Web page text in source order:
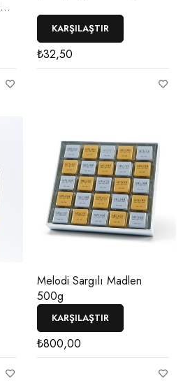
KARŞILAŞTIR
₺32,50
Melodi Sargılı Madlen
500g
KARŞILAŞTIR
₺800,00